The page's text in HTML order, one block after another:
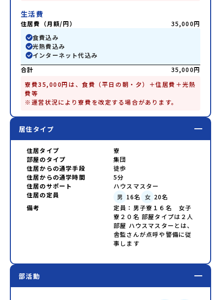
生活費
住居費（月額/円）
35,000円
食費込み
光熱費込み
インターネット代込み
合計
35,000円
寮費35,000円は、食費（平日の朝・夕）＋住居費＋光熱
費等
※運営状況により寮費を改定する場合があります。
居住タイプ
住居タイプ
寮
部屋のタイプ
集団
住居からの通学手段
徒歩
住居からの通学時間
5分
住居のサポート
ハウスマスター
住居の定員
男 16名 女 20名
備考
定員：男子寮１６名 女子
寮２０名 部屋タイプは２人
部屋 ハウスマスターとは、
舎監さんが点呼や警備に従
事します
部活動